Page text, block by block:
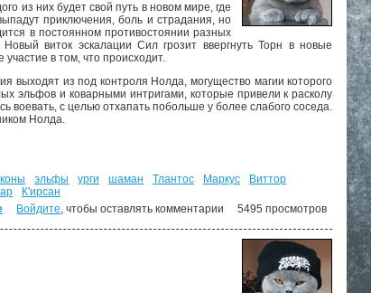
из них будет свой путь в новом мире, где
приключения, боль и страдания, но
в постоянном противостоянии разных
виток эскалации Сил грозит ввергнуть Торн в новые
в том, что происходит.
из под контроля Нолда, могущество магии которого
эльфов и коварными интригами, которые привели к расколу
с целью отхапать побольше у более слабого соседа.
Нолда.
эльфы урги шаман Тлантос Маркус
Виттор
К'ирсан
о Власть силы. Том-2. ("Дорога домой" - 6)
Войдите, чтобы оставлять комментарии 5495 просмотров